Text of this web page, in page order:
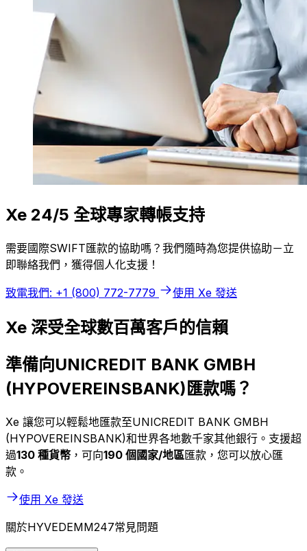
Xe 24/5 全球專家轉帳支持
需要國際SWIFT匯款的協助嗎？我們隨時為您提供協助－立
即聯絡我們，獲得個人化支援！
致電我們: +1 (800) 772-7779 使用 Xe 發送
Xe 深受全球數百萬客戶的信賴
準備向UNICREDIT BANK GMBH
(HYPOVEREINSBANK)匯款嗎？
Xe 讓您可以輕鬆地匯款至UNICREDIT BANK GMBH
(HYPOVEREINSBANK)和世界各地數千家其他銀行。支援超
過130 種貨幣 ，可向190 個國家/地區匯款，您可以放心匯
款。
使用 Xe 發送
關於HYVEDEMM247常見問題